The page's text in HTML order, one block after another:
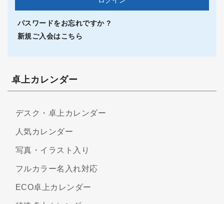
パスワードをお忘れですか ?
新規ご入会はこちら
卓上カレンダー
デスク・卓上カレンダー
人気カレンダー
写真・イラスト入り
フルカラー名入れ対応
ECO卓上カレンダー